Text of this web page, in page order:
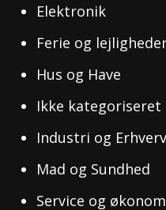
Elektronik
Ferie og
Hus og Have
Ikke kategoriseret
Industri og Erhverv
Mad og Sundhed
Service og